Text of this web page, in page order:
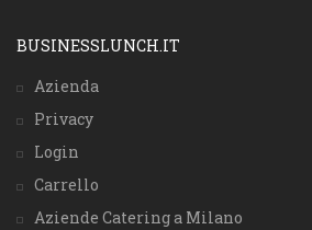
BUSINESSLUNCH.IT
Azienda
Privacy
Login
Carrello
Aziende Catering a Milano